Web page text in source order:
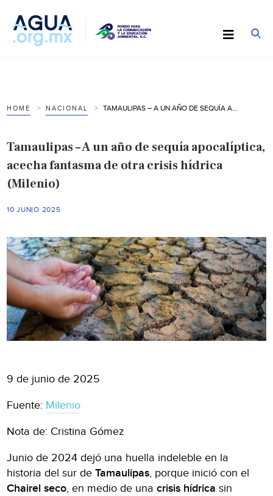
HOME NACIONAL
Tamaulipas – A un año de sequía apocalíptica,
acecha fantasma de otra crisis hídrica
(Milenio)
10 JUNIO 2025
9 de junio de 2025
Fuente: Milenio
Nota de: Cristina Gómez
Junio de 2024 dejó una huella indeleble en la
historia del sur deTamaulipas, porque inició con el
Chairel seco, en medio de unacrisis hídrica sin